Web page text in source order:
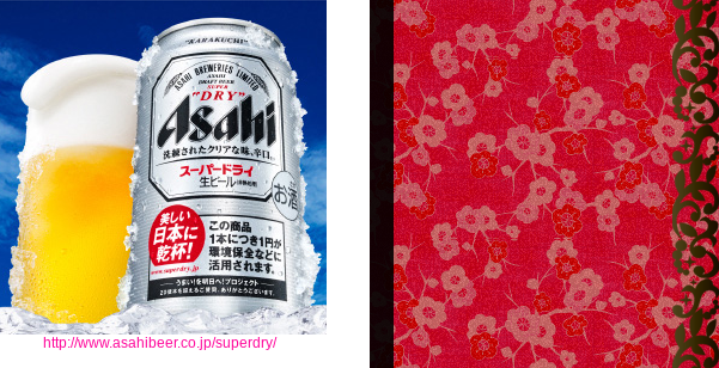
http://www.asahibeer.co.jp/superdry/